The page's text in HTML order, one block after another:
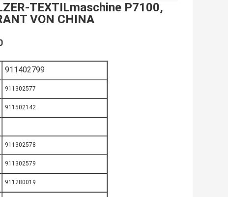
TEXTILmaschine P7100,
VON CHINA
911402799
911302577
911502142
911302578
911302579
911280019